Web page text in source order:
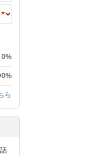
0%
ら